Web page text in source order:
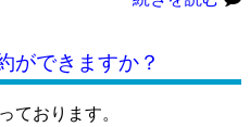
ができますか？
ております。